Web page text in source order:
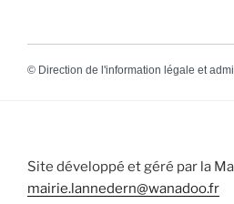
© Direction de l'information légale et
Site développé et géré par la
mairie.lannedern@wanadoo.fr